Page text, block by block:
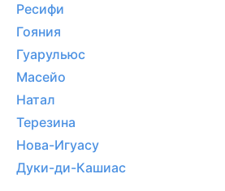
Ресифи
Гояния
Гуарульюс
Масейо
Натал
Терезина
Нова-Игуасу
Дуки-ди-Кашиас